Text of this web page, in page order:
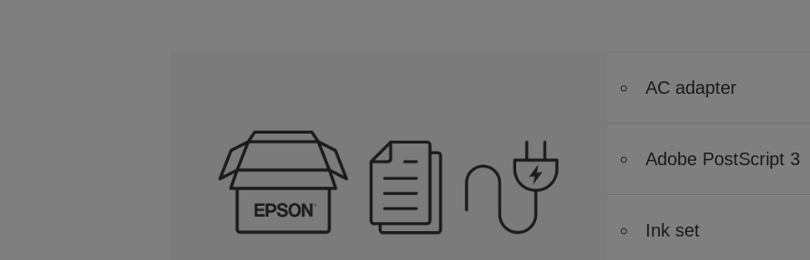
AC adapter
Adobe PostScript 3
Ink set